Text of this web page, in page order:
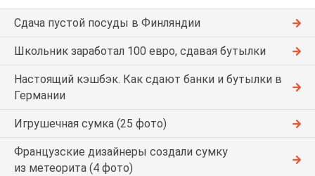
Сдача пустой посуды в Финляндии
Школьник заработал 100 евро, сдавая бутылки
Настоящий кэшбэк. Как сдают банки и бутылки в
Германии
Игрушечная сумка (25 фото)
Французские дизайнеры создали сумку
из метеорита (4 фото)